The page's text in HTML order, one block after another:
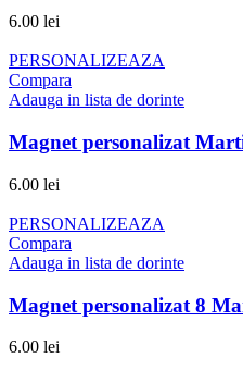
6.00 lei
PERSONALIZEAZA
Compara
Adauga in lista de dorinte
Magnet personalizat
6.00 lei
PERSONALIZEAZA
Compara
Adauga in lista de dorinte
Magnet personalizat 8
6.00 lei